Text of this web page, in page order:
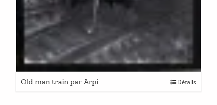
Old man train par Arpi Détails